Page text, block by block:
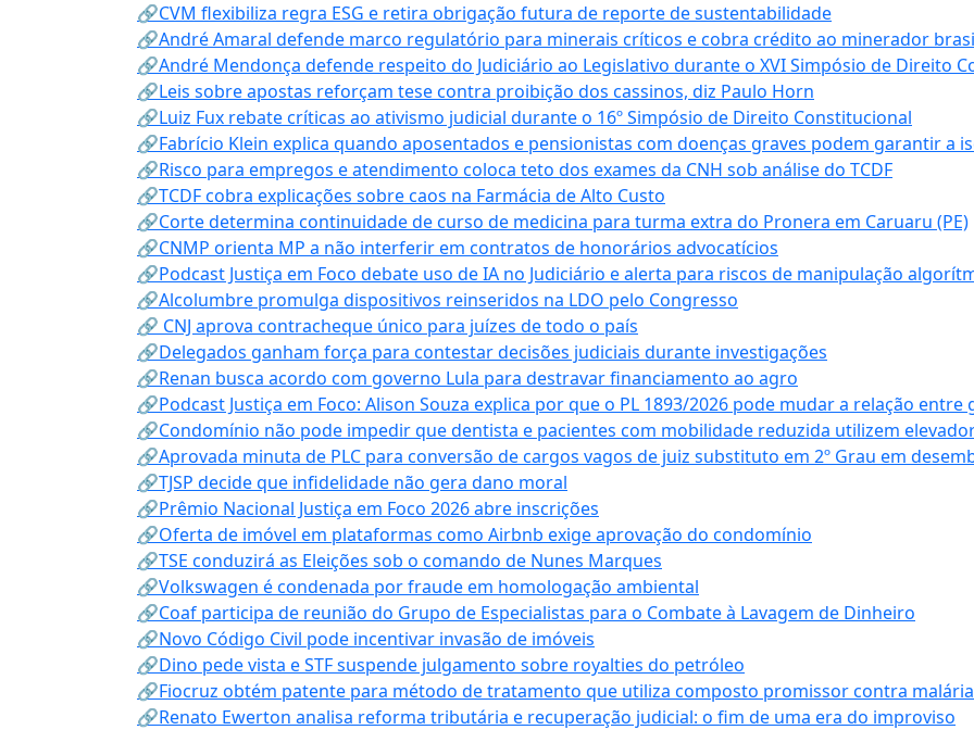
🔗CVM flexibiliza regra ESG e retira obrigação futura de reporte de sustentabilidade
🔗André Amaral defende marco regulatório para minerais críticos e cobra crédito ao minerador
🔗André Mendonça defende respeito do Judiciário ao Legislativo durante o XVI Simpósio de Direito
🔗Leis sobre apostas reforçam tese contra proibição dos cassinos, diz Paulo Horn
🔗Luiz Fux rebate críticas ao ativismo judicial durante o 16º Simpósio de Direito Constitucional
🔗Fabrício Klein explica quando aposentados e pensionistas com doenças graves podem garantir a
🔗Risco para empregos e atendimento coloca teto dos exames da CNH sob análise do TCDF
🔗TCDF cobra explicações sobre caos na Farmácia de Alto Custo
🔗Corte determina continuidade de curso de medicina para turma extra do Pronera em Caruaru (PE)
🔗CNMP orienta MP a não interferir em contratos de honorários advocatícios
🔗Podcast Justiça em Foco debate uso de IA no Judiciário e alerta para riscos de manipulação
🔗Alcolumbre promulga dispositivos reinseridos na LDO pelo Congresso
🔗 CNJ aprova contracheque único para juízes de todo o país
🔗Delegados ganham força para contestar decisões judiciais durante investigações
🔗Renan busca acordo com governo Lula para destravar financiamento ao agro
🔗Podcast Justiça em Foco: Alison Souza explica por que o PL 1893/2026 pode mudar a relação
🔗Condomínio não pode impedir que dentista e pacientes com mobilidade reduzida utilizem
🔗Aprovada minuta de PLC para conversão de cargos vagos de juiz substituto em 2º Grau em
🔗TJSP decide que infidelidade não gera dano moral
🔗Prêmio Nacional Justiça em Foco 2026 abre inscrições
🔗Oferta de imóvel em plataformas como Airbnb exige aprovação do condomínio
🔗TSE conduzirá as Eleições sob o comando de Nunes Marques
🔗Volkswagen é condenada por fraude em homologação ambiental
🔗Coaf participa de reunião do Grupo de Especialistas para o Combate à Lavagem de Dinheiro
🔗Novo Código Civil pode incentivar invasão de imóveis
🔗Dino pede vista e STF suspende julgamento sobre royalties do petróleo
🔗Fiocruz obtém patente para método de tratamento que utiliza composto promissor contra
🔗Renato Ewerton analisa reforma tributária e recuperação judicial: o fim de uma era do improviso